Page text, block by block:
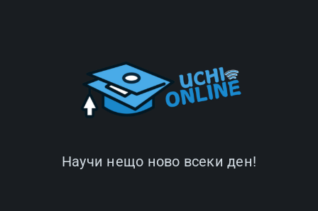
Научи нещо ново всеки ден!